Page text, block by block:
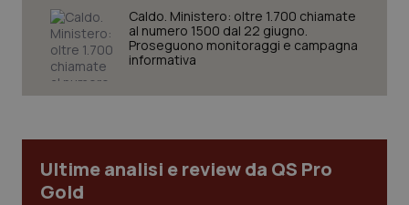
Caldo. Ministero: oltre 1.700 chiamate
al numero 1500 dal 22 giugno.
Proseguono monitoraggi e campagna
informativa
Ultime analisi e review da QS Pro
Gold
navigazione sulle pagine e l'accesso alle aree
protette del sito. Il sito web non è in grado di
funzionare correttamente senza questi cookie.
Nome